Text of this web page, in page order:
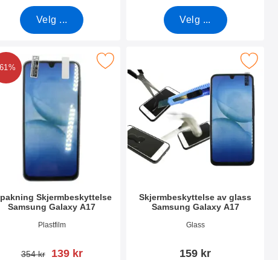
Velg ... Velg ...
A17 som favoritt
Skjermbeskyttelse
Samsung Galaxy A17
53864
Plastfilm
gammel pris
354 kr ny pris
139 kr
Skjermbeskyttelse Samsung Galaxy A17 som favoritt
Skjermbeskyttelse av glass
Samsung Galaxy A17
Varenummer 53865
Glass
159 kr
Merk skjermbeskyttelse av glass